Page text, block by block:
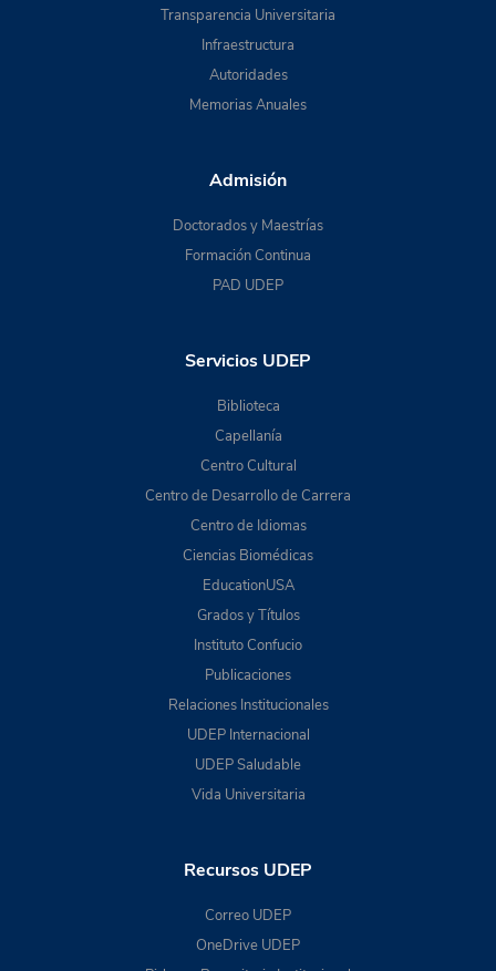
Transparencia Universitaria
Infraestructura
Autoridades
Memorias Anuales
Admisión
Doctorados y Maestrías
Formación Continua
PAD UDEP
Servicios UDEP
Biblioteca
Capellanía
Centro Cultural
Centro de Desarrollo de Carrera
Centro de Idiomas
Ciencias Biomédicas
EducationUSA
Grados y Títulos
Instituto Confucio
Publicaciones
Relaciones Institucionales
UDEP Internacional
UDEP Saludable
Vida Universitaria
Recursos UDEP
Correo UDEP
OneDrive UDEP